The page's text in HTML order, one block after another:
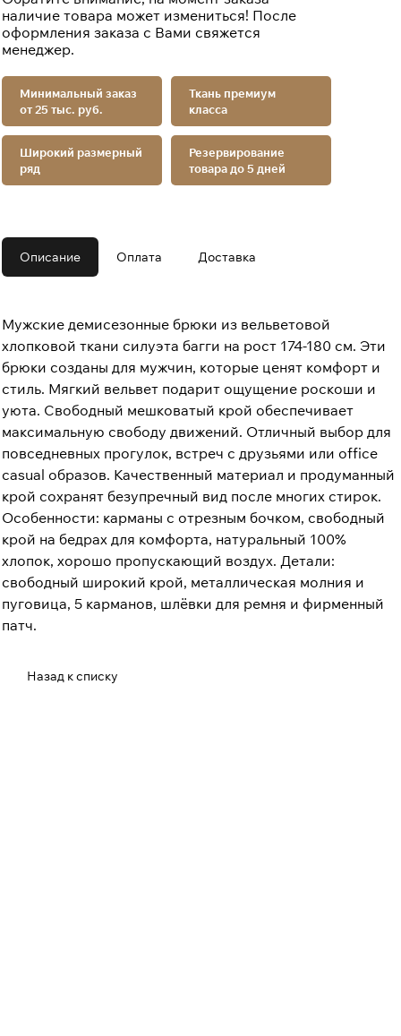
наличие товара может измениться! После
оформления заказа с Вами свяжется
менеджер.
Минимальный заказ
от 25 тыс. руб.
Ткань премиум
класса
Широкий размерный
ряд
Резервирование
товара до 5 дней
Описание Оплата Доставка
Мужские демисезонные брюки из вельветовой
хлопковой ткани силуэта багги на рост 174-180 см. Эти
брюки созданы для мужчин, которые ценят комфорт и
стиль. Мягкий вельвет подарит ощущение роскоши и
уюта. Свободный мешковатый крой обеспечивает
максимальную свободу движений. Отличный выбор для
повседневных прогулок, встреч с друзьями или office
casual образов. Качественный материал и продуманный
крой сохранят безупречный вид после многих стирок.
Особенности: карманы с отрезным бочком, свободный
крой на бедрах для комфорта, натуральный 100%
хлопок, хорошо пропускающий воздух. Детали:
свободный широкий крой, металлическая молния и
пуговица, 5 карманов, шлёвки для ремня и фирменный
патч.
Назад к списку